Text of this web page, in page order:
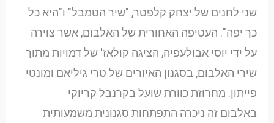
שני לחנים של יצחק קלפטר, "שיר הטמבל" ו"היא כל
כך יפה". העטיפה האחורית של האלבום, אשר צוירה
על ידי יוסי אבולעפיה, הציגה קולאז' של דמויות מתוך
שירי האלבום, בסגנון האיורים של טרי גיליאם ומונטי
פייתון. מחרוזת כוורת שועל בקרנבל קריוקי
באלבום זה ניכרה התפתחות סגנונית משמעותית